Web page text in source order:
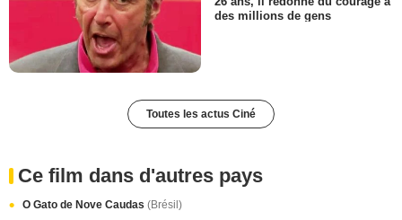
des millions de gens
Toutes les actus Ciné
Ce film dans d'autres pays
O Gato de Nove Caudas (Brésil)